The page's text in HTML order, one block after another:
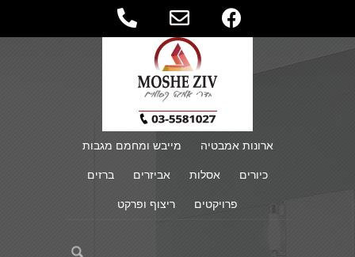
ארונות אמבטיה מייבש ומחמם מגבות
כיורים אסלות אביזרים ברזים
פרויקטים ריצוף ופרקט